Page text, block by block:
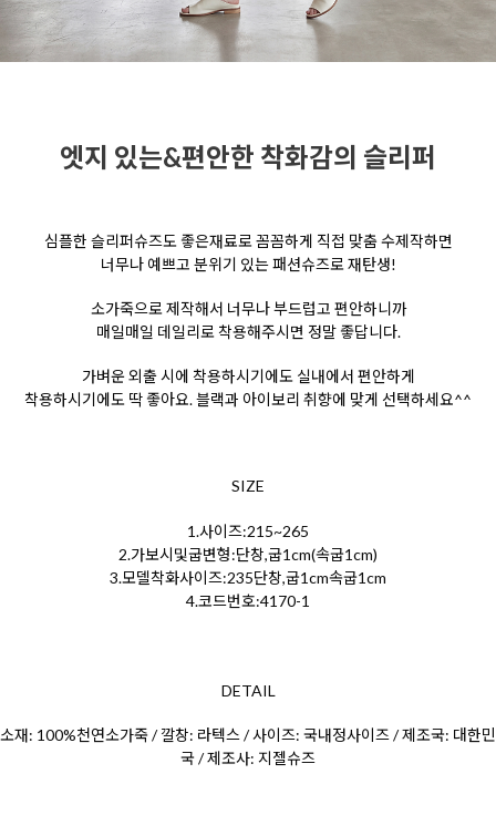
엣지 있는&편안한 착화감의 슬리퍼
심플한 슬리퍼슈즈도 좋은재료로 꼼꼼하게 직접 맞춤 수제작하면
너무나 예쁘고 분위기 있는 패션슈즈로 재탄생!
소가죽으로 제작해서 너무나 부드럽고 편안하니까
매일매일 데일리로 착용해주시면 정말 좋답니다.
가벼운 외출 시에 착용하시기에도 실내에서 편안하게
착용하시기에도 딱 좋아요. 블랙과 아이보리 취향에 맞게 선택하세요^^
SIZE
1.사이즈:215~265
2.가보시및굽변형:단창,굽1cm(속굽1cm)
3.모델착화사이즈:235단창,굽1cm속굽1cm
4.코드번호:4170-1
DETAIL
소재: 100%천연소가죽 / 깔창: 라텍스 / 사이즈: 국내정사이즈 / 제조국: 대한민
국 / 제조사: 지젤슈즈